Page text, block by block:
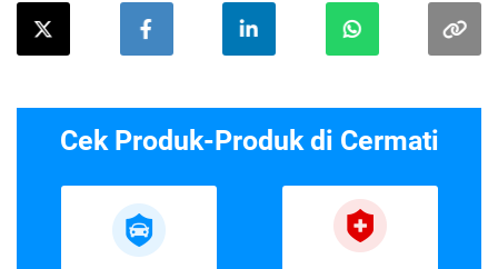
Cek Produk-Produk di Cermati